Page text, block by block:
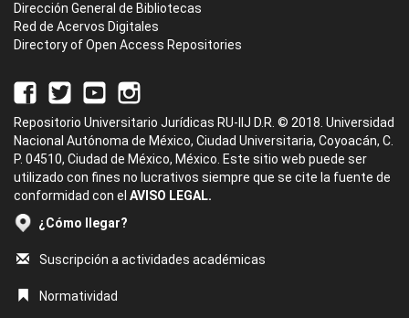
Dirección General de Bibliotecas
Red de Acervos Digitales
Directory of Open Access Repositories
Repositorio Universitario Jurídicas RU-IIJ D.R. © 2018. Universidad
Nacional Autónoma de México, Ciudad Universitaria, Coyoacán, C.
P. 04510, Ciudad de México, México. Este sitio web puede ser
utilizado con fines no lucrativos siempre que se cite la fuente de
conformidad con el AVISO LEGAL.
¿Cómo llegar?
Suscripción a actividades académicas
Normatividad